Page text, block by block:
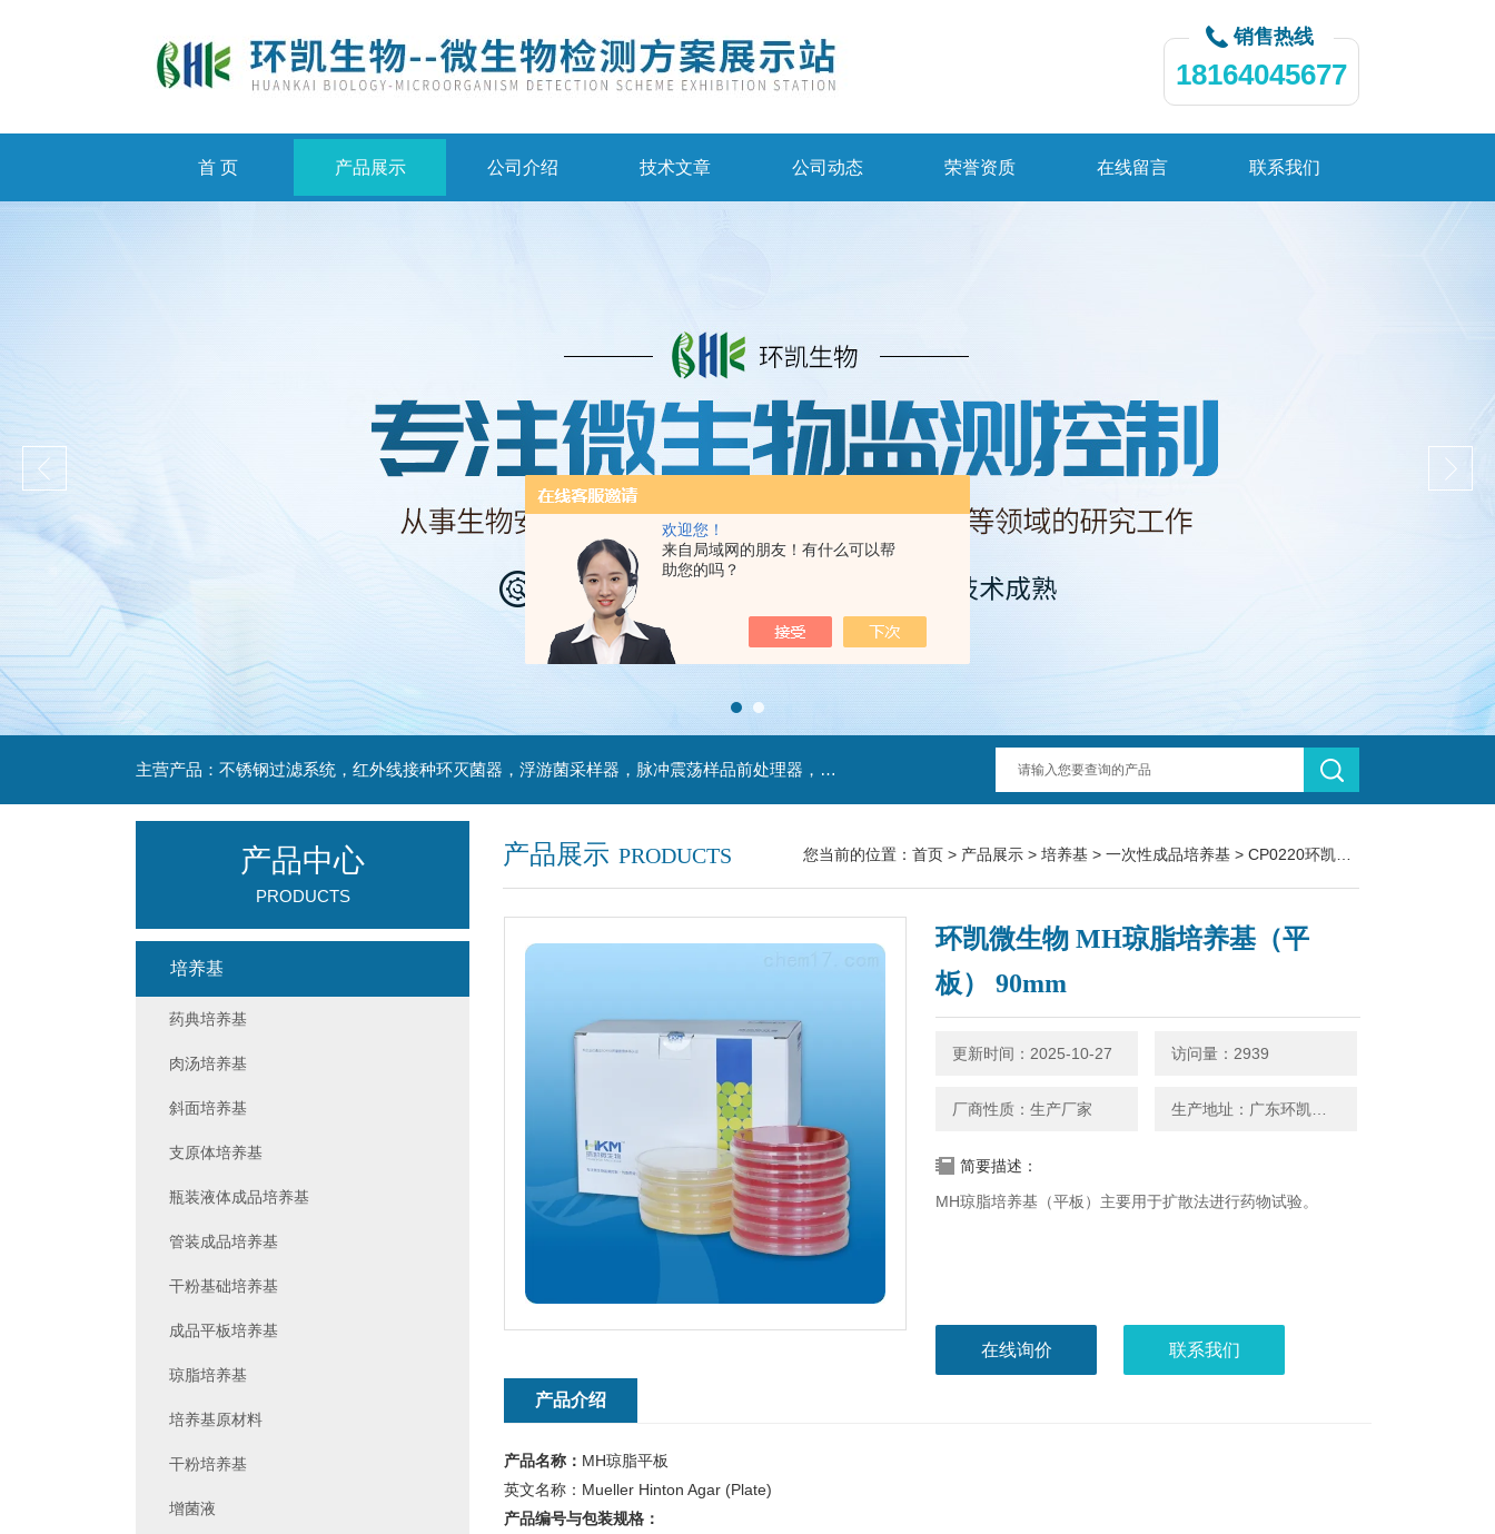
欢迎您！
来自局域网的朋友！有什么可以帮
助您的吗？
销售热线
18164045677
首 页 产品展示 公司介绍 技术文章 公司动态 荣誉资质 在线留言 联系我们
主营产品：不锈钢过滤系统，红外线接种环灭菌器，浮游菌采样器，脉冲震荡样品前处理器，数字化智能电热鼓风干燥箱，数字化智能电热恒温培养箱，实验室设备及环境温湿度监测系统，洁净工作台等实验设仪器设备。
产品展示 PRODUCTS 您当前的位置： 首页 > 产品展示 > 培养基 > 一次性成品培养基 > CP0220环凯微生物 MH琼脂培养基（平板） 90mm
环凯微生物 MH琼脂培养基（平
板） 90mm
更新时间：2025-10-27 访问量：2939
厂商性质：生产厂家
简要描述：
MH琼脂培养基（平板）主要用于扩散法进行药物试验。
在线询价 联系我们
产品介绍
产品名称： MH琼脂平板
英文名称：Mueller Hinton Agar (Plate)
产品编号与包装规格：
产品中心
PRODUCTS
培养基
药典培养基
肉汤培养基
斜面培养基
支原体培养基
瓶装液体成品培养基
管装成品培养基
干粉基础培养基
成品平板培养基
琼脂培养基
培养基原材料
干粉培养基
增菌液